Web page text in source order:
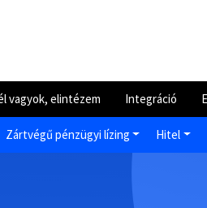
vagyok, elintézem Integráció
Zártvégű pénzügyi lízing Hitel